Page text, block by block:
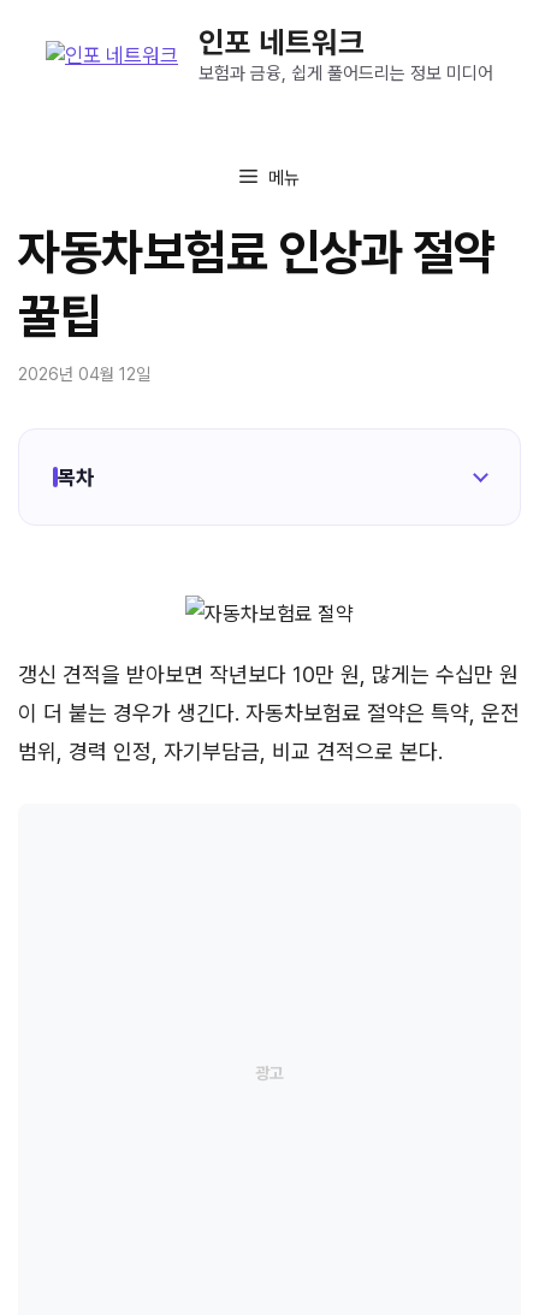
인포 네트워크
보험과 금융, 쉽게 풀어드리는 정보 미디어
메뉴
자동차보험료 인상과 절약
꿀팁
2026년 04월 12일
목차
갱신 견적을 받아보면 작년보다 10만 원, 많게는 수십만 원
이 더 붙는 경우가 생긴다. 자동차보험료 절약은 특약, 운전
범위, 경력 인정, 자기부담금, 비교 견적으로 본다.